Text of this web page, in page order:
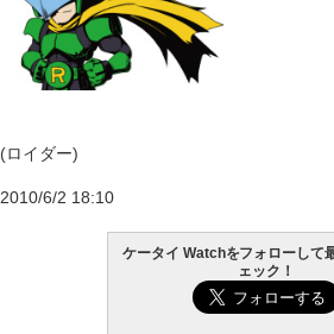
(ロイダー)
2010/6/2 18:10
ケータイ Watchをフォローして
ェック！